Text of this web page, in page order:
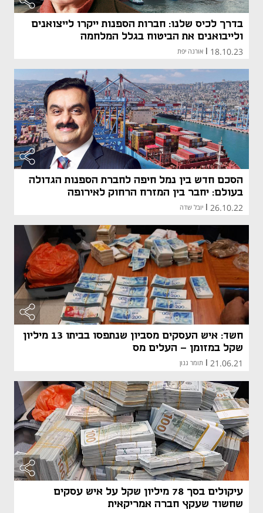
בדרך לכיס שלנו: חברות הספנות ייקרו לייצואנים
ולייבואנים את הביטוח בגלל המלחמה
18.10.23
| אורנה יפת
הסכם חדש בין נמל חיפה לחברת הספנות הגדולה
בעולם: יחבר בין המזרח הרחוק לאירופה
26.10.22
| יובל שדה
חשד: איש העסקים מסביון שנתפסו בביתו 13 מיליון
שקל במזומן - העלים מס
21.06.21 תומר גנון
עיקולים בסך 78 מיליון שקל על איש עסקים
שחשוד שעקץ חברה אמריקאית